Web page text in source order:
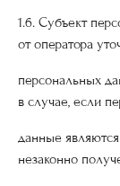
1.6. Субъект
от оператора
персональных
в случае, если
данные
незаконно